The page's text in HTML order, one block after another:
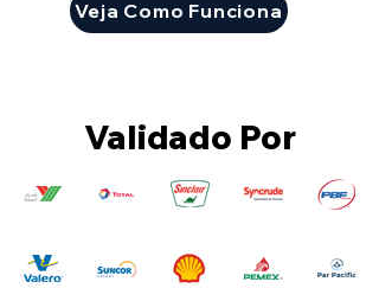
Veja Como Funciona
Validado Por